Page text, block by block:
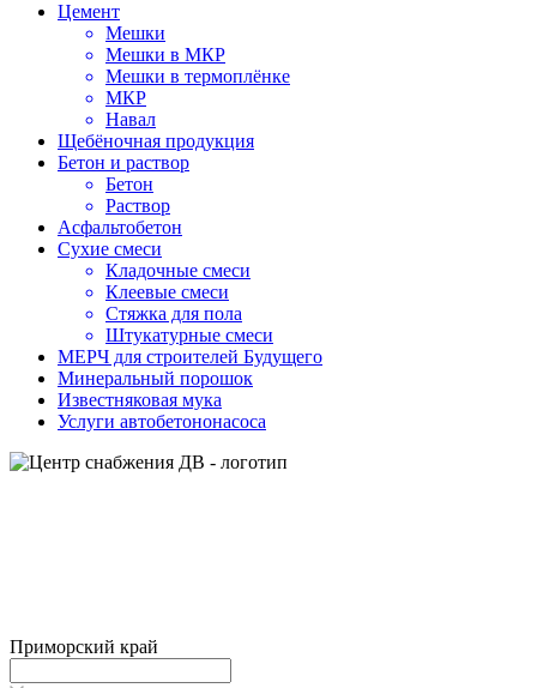
Цемент
Мешки
Мешки в МКР
Мешки в термоплёнке
МКР
Навал
Щебёночная продукция
Бетон и раствор
Бетон
Раствор
Асфальтобетон
Сухие смеси
Кладочные смеси
Клеевые смеси
Стяжка для пола
Штукатурные смеси
МЕРЧ для строителей Будущего
Минеральный порошок
Известняковая мука
Услуги автобетононасоса
Приморский край